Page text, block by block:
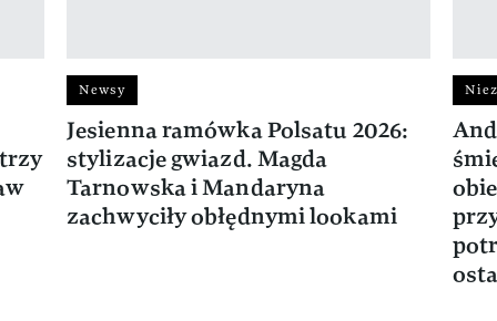
Newsy
Jesienna ramówka Polsatu 2026:
stylizacje gwiazd. Magda
Tarnowska i Mandaryna
zachwyciły obłędnymi lookami